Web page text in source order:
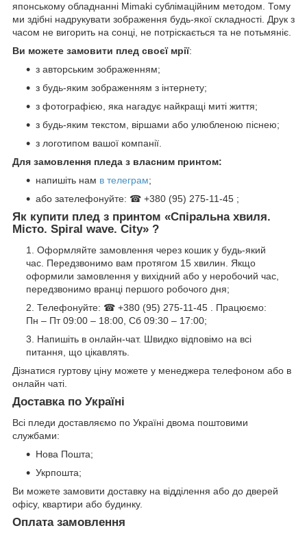
японському обладнанні Mimaki сублімаційним методом. Тому
ми здібні надрукувати зображення будь-якої складності. Друк з
часом не вигорить на сонці, не потріскається та не потьмяніє.
Ви можете замовити плед своєї мрії:
з авторським зображенням;
з будь-яким зображенням з інтернету;
з фотографією, яка нагадує найкращі миті життя;
з будь-яким текстом, віршами або улюбленою піснею;
з логотипом вашої компанії.
Для замовлення пледа з власним принтом:
напишіть нам в телеграм;
або зателефонуйте: ☎ +380 (95) 275-11-45 ;
Як купити плед з принтом «Спіральна хвиля.
Місто. Spiral wave. City» ?
Оформляйте замовлення через кошик у будь-який
час. Передзвонимо вам протягом 15 хвилин. Якщо
оформили замовлення у вихідний або у неробочий час,
передзвонимо вранці першого робочого дня;
Телефонуйте: ☎ +380 (95) 275-11-45 . Працюємо:
Пн – Пт 09:00 – 18:00, Сб 09:30 – 17:00;
Напишіть в онлайн-чат. Швидко відповімо на всі
питання, що цікавлять.
Дізнатися гуртову ціну можете у менеджера телефоном або в
онлайн чаті.
Доставка по Україні
Всі пледи доставляємо по Україні двома поштовими
службами:
Нова Пошта;
Укрпошта;
Ви можете замовити доставку на відділення або до дверей
офісу, квартири або будинку.
Оплата замовлення